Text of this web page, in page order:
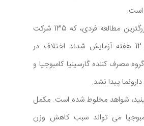
است.
به عنوان مثال، بزرگترین مطالعه فردی، که 135 شرکت
کنندگان بیش از 12 هفته آزمایش شدند اختلاف در
مصرف کننده گارسینیا کامبوجیا و
پیدا نشد.
شواهد مخلوط شده است. مکمل
می تواند سبب کاهش وزن